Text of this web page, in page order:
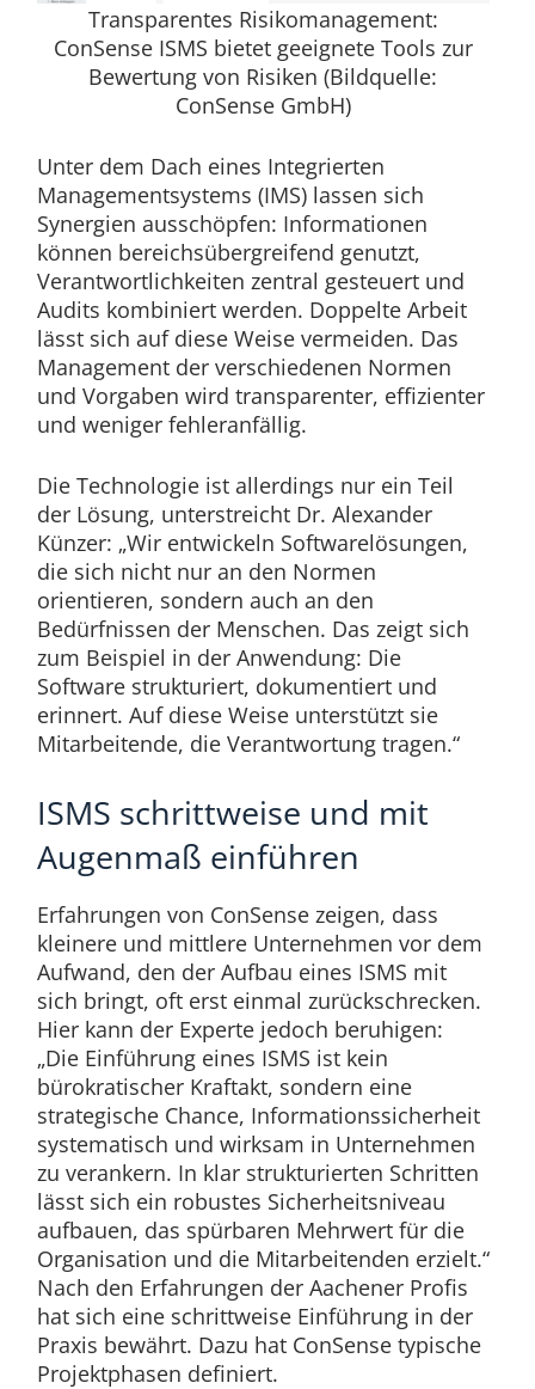
Transparentes Risikomanagement:
ConSense ISMS bietet geeignete Tools zur
Bewertung von Risiken (Bildquelle:
ConSense GmbH)
Unter dem Dach eines Integrierten
Managementsystems (IMS) lassen sich
Synergien ausschöpfen: Informationen
können bereichsübergreifend genutzt,
Verantwortlichkeiten zentral gesteuert und
Audits kombiniert werden. Doppelte Arbeit
lässt sich auf diese Weise vermeiden. Das
Management der verschiedenen Normen
und Vorgaben wird transparenter, effizienter
und weniger fehleranfällig.
Die Technologie ist allerdings nur ein Teil
der Lösung, unterstreicht Dr. Alexander
Künzer: „Wir entwickeln Softwarelösungen,
die sich nicht nur an den Normen
orientieren, sondern auch an den
Bedürfnissen der Menschen. Das zeigt sich
zum Beispiel in der Anwendung: Die
Software strukturiert, dokumentiert und
erinnert. Auf diese Weise unterstützt sie
Mitarbeitende, die Verantwortung tragen.“
ISMS schrittweise und mit
Augenmaß einführen
Erfahrungen von ConSense zeigen, dass
kleinere und mittlere Unternehmen vor dem
Aufwand, den der Aufbau eines ISMS mit
sich bringt, oft erst einmal zurückschrecken.
Hier kann der Experte jedoch beruhigen:
„Die Einführung eines ISMS ist kein
bürokratischer Kraftakt, sondern eine
strategische Chance, Informationssicherheit
systematisch und wirksam in Unternehmen
zu verankern. In klar strukturierten Schritten
lässt sich ein robustes Sicherheitsniveau
aufbauen, das spürbaren Mehrwert für die
Organisation und die Mitarbeitenden erzielt.“
Nach den Erfahrungen der Aachener Profis
hat sich eine schrittweise Einführung in der
Praxis bewährt. Dazu hat ConSense typische
Projektphasen definiert.